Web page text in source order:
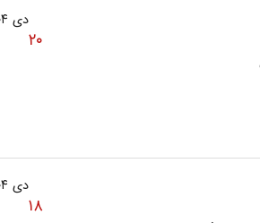
دی ۱۴۰۴
۲۰
دی ۱۴۰۴
۱۸